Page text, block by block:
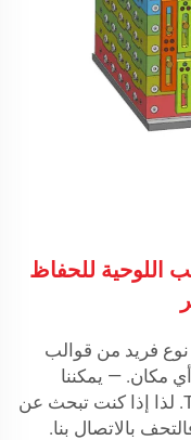
اللوحية للحفاظ
نوع فريد من قوالب
مكان. — يمكننا
صناعة قوالب مخصصة لك في TQ. لذا إذا كنت تبحث عن
بالاتصال بنا.